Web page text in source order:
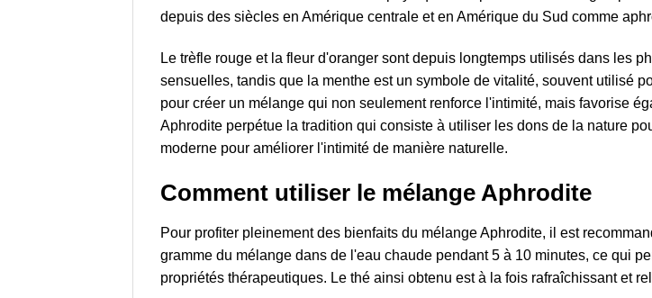
depuis des siècles en Amérique centrale et en Amérique du Sud comme
Le trèfle rouge et la fleur d'oranger sont depuis longtemps utilisés dans les
sensuelles, tandis que la menthe est un symbole de vitalité, souvent utilisé
pour créer un mélange qui non seulement renforce l'intimité, mais favorise
Aphrodite perpétue la tradition qui consiste à utiliser les dons de la nature
moderne pour améliorer l'intimité de manière naturelle.
Comment utiliser le mélange Aphrodite
Pour profiter pleinement des bienfaits du mélange Aphrodite, il est
gramme du mélange dans de l'eau chaude pendant 5 à 10 minutes, ce qui
propriétés thérapeutiques. Le thé ainsi obtenu est à la fois rafraîchissant et